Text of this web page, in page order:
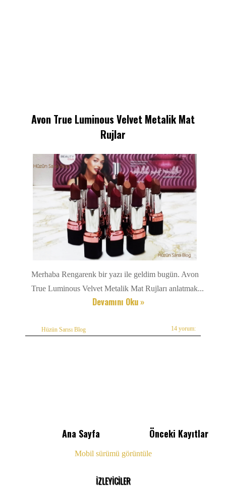
Avon True Luminous Velvet Metalik Mat
Rujlar
Merhaba Rengarenk bir yazı ile geldim bugün. Avon
True Luminous Velvet Metalik Mat Rujları anlatmak...
Devamını Oku »
Hüzün Sarısı Blog 14 yorum:
Önceki Kayıtlar
Ana Sayfa
Mobil sürümü görüntüle
İZLEYİCİLER